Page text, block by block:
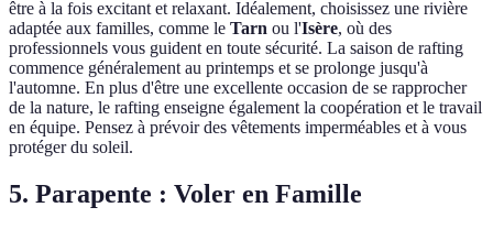
être à la fois excitant et relaxant. Idéalement, choisissez une rivière
adaptée aux familles, comme le Tarn ou l'Isère, où des
professionnels vous guident en toute sécurité. La saison de rafting
commence généralement au printemps et se prolonge jusqu'à
l'automne. En plus d'être une excellente occasion de se rapprocher
de la nature, le rafting enseigne également la coopération et le travail
en équipe. Pensez à prévoir des vêtements imperméables et à vous
protéger du soleil.
5. Parapente : Voler en Famille